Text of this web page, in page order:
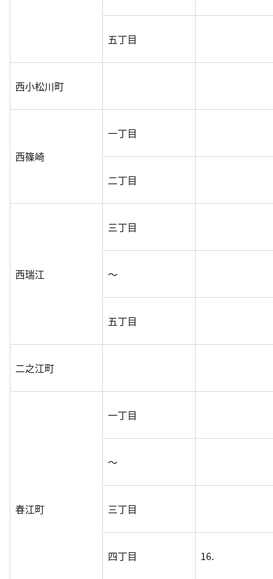
五丁目
西小松川町
西篠崎
一丁目
二丁目
西瑞江
三丁目
～
五丁目
二之江町
春江町
一丁目
～
三丁目
四丁目 16.